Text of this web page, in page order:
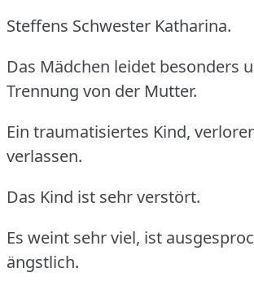
Steffens Schwester Katharina.
Das Mädchen leidet besonders
Trennung von der Mutter.
Ein traumatisiertes Kind,
verlassen.
Das Kind ist sehr verstört.
Es weint sehr viel, ist
ängstlich.